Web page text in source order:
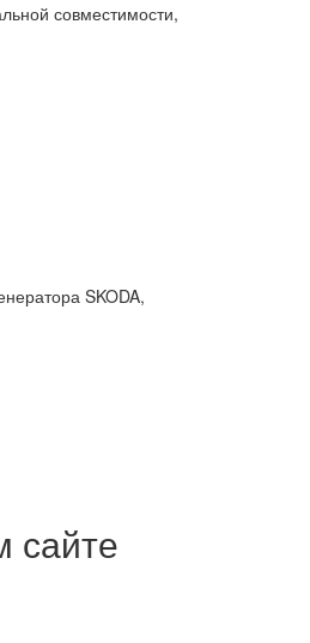
совместимости,
SKODA,
сайте